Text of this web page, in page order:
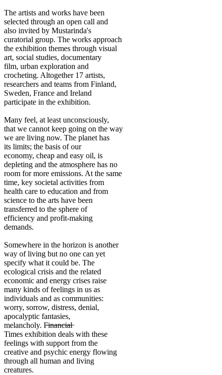
The artists and works have been
selected through an open call and
also invited by Mustarinda's
curatorial group. The works approach
the exhibition themes through visual
art, social studies, documentary
film, urban exploration and
crocheting. Altogether 17 artists,
researchers and teams from Finland,
Sweden, France and Ireland
participate in the exhibition.
Many feel, at least unconsciously,
that we cannot keep going on the way
we are living now. The planet has
its limits; the basis of our
economy, cheap and easy oil, is
depleting and the atmosphere has no
room for more emissions. At the same
time, key societal activities from
health care to education and from
science to the arts have been
transferred to the sphere of
efficiency and profit-making
demands.
Somewhere in the horizon is another
way of living but no one can yet
specify what it could be. The
ecological crisis and the related
economic and energy crises raise
many kinds of feelings in us as
individuals and as communities:
worry, sorrow, distress, denial,
apocalyptic fantasies,
melancholy. F̶i̶n̶a̶n̶c̶i̶a̶l̶
Times exhibition deals with these
feelings with support from the
creative and psychic energy flowing
through all human and living
creatures.